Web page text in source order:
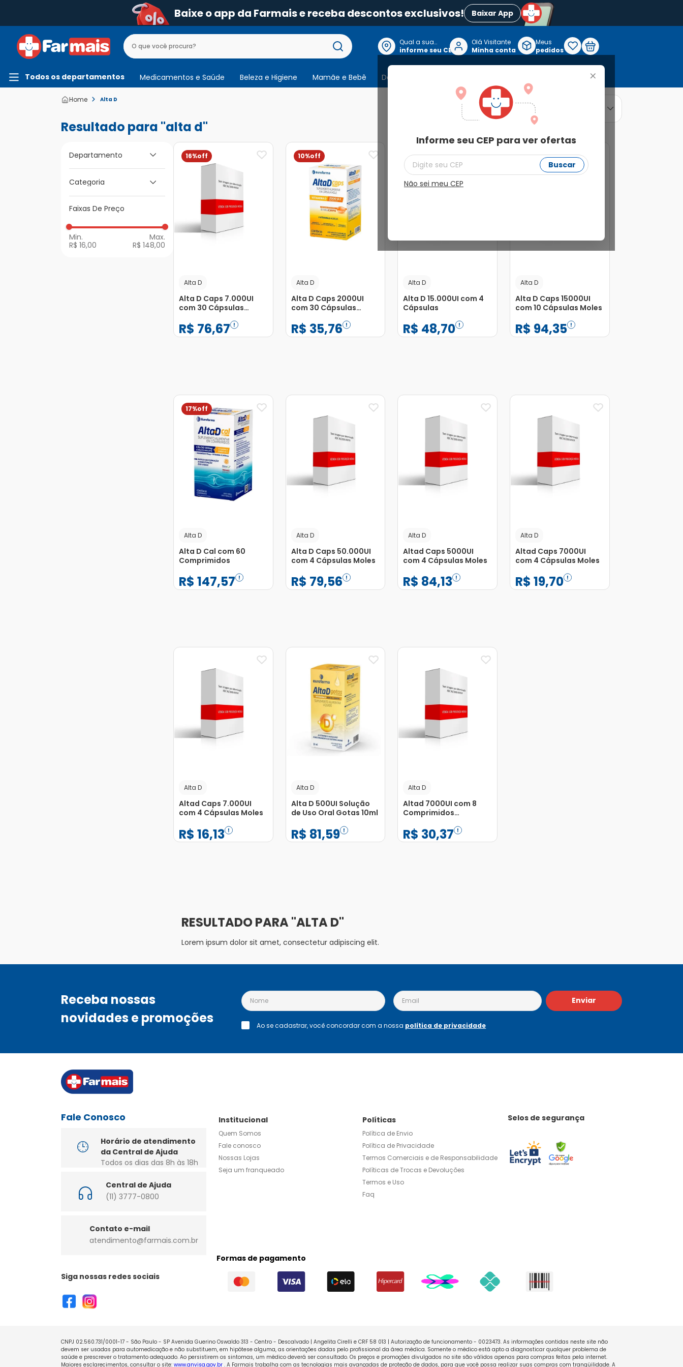
Baixe o app da Farmais e receba descontos exclusivos! Baixar App
Qual a sua
localização?
informe seu CEP
+
Informe seu CEP para ver ofertas
Buscar
Não sei meu CEP
Olá Visitante
Minha conta
Meus
pedidos
Todos os departamentos Medicamentos e Saúde Beleza e Higiene Mamãe e Bebê Dermocosmeticos
Alta D
alta d
Departamento
Fitness e Vida
Saudável
Categoria
Vitaminas e Nutrição
Faixas De Preço
R$ 16,00 R$ 148,00
ordenar por
16%
Alta D
Alta D Caps 7.000UI
com 30 Cápsulas
R$ 76,67
10%
Alta D
Alta D Caps 2000UI
com 30 Cápsulas
R$ 35,76
Alta D
Alta D 15.000UI com 4
Cápsulas
R$ 48,70
25%
Alta D
Alta D Caps 15000UI
com 10 Cápsulas Moles
R$ 94,35
17%
Alta D
Alta D Cal com 60
Comprimidos
R$ 147,57
Alta D
Alta D Caps 50.000UI
com 4 Cápsulas Moles
R$ 79,56
Alta D
Altad Caps 5000UI
com 4 Cápsulas Moles
R$ 84,13
Alta D
Altad Caps 7000UI
com 4 Cápsulas Moles
R$ 19,70
Alta D
Altad Caps 7.000UI
com 4 Cápsulas Moles
R$ 16,13
Alta D
Alta D 500UI Solução
de Uso Oral Gotas 10ml
R$ 81,59
Alta D
Altad 7000UI com 8
Comprimidos
R$ 30,37
ALTA D
Lorem ipsum dolor sit amet, consectetur adipiscing elit.
Receba nossas
novidades e promoções
Enviar
Ao se cadastrar, você concordar com a nossa política de privacidade
Fale Conosco
Horário de atendimento
da Central de Ajuda
Todos os dias das 8h às 18h
Central de Ajuda
(11) 3777-0800
Contato e-mail
atendimento@farmais.com.br
Siga nossas redes sociais
Institucional
Quem Somos
Fale conosco
Nossas Lojas
Seja um franqueado
Políticas
Política de Envio
Política de Privacidade
Termos Comerciais e de Responsabilidade
Políticas de Trocas e Devoluções
Termos e Uso
Faq
Selos de segurança
Formas de pagamento
CNPJ 02.560.731/0001-17 - São Paulo - SP Avenida Guerino Oswaldo 313 - Centro - Descalvado | Angelita Cirelli e CRF 58 013 | Autorização de funcionamento - 0023473. As informações contidas neste site não
devem ser usadas para automedicação e não substituem, em hipótese alguma, as orientações dadas pelo profissional da área médica. Somente o médico está apto a diagnosticar qualquer problema de
saúde e prescrever o tratamento adequado. Ao persistirem os sintomas, um médico deverá ser consultado. Os preços e promoções divulgados no site são válidos apenas para compras feitas pela internet.
Maiores esclarecimentos, consultar o site: www.anvisa.gov.br . A Farmais trabalha com as tecnologias mais avançadas de proteção de dados, para que você possa realizar suas compras com tranqüilidade. A